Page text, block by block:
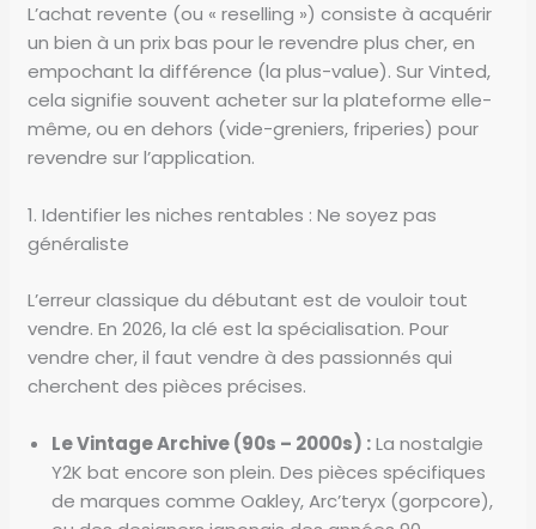
L’achat revente (ou « reselling ») consiste à acquérir
un bien à un prix bas pour le revendre plus cher, en
empochant la différence (la plus-value). Sur Vinted,
cela signifie souvent acheter sur la plateforme elle-
même, ou en dehors (vide-greniers, friperies) pour
revendre sur l’application.
1. Identifier les niches rentables : Ne soyez pas
généraliste
L’erreur classique du débutant est de vouloir tout
vendre. En 2026, la clé est la spécialisation. Pour
vendre cher, il faut vendre à des passionnés qui
cherchent des pièces précises.
Le Vintage Archive (90s – 2000s) :La nostalgie
Y2K bat encore son plein. Des pièces spécifiques
de marques comme Oakley, Arc’teryx (gorpcore),